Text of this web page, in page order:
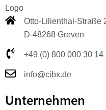
Otto-Lilienthal-Straße
D-48268 Greven
+49 (0) 800 000 30 14
info@cibx.de
Unternehmen